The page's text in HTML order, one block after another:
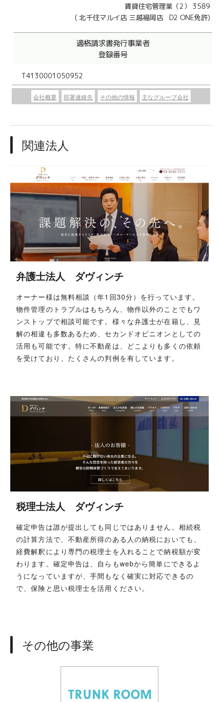
賃貸住宅管理業（2） 3589
( 北千住マルイ店 三越福岡店 D2 ONE免許)
適格請求書発行事業者
登録番号
T4130001050952
会社概要 部署連絡先 その他の情報 主なグループ会社
関連法人
弁護士法人 ダヴィンチ
オーナー様は無料相談（年1回30分）を行っています。
物件管理のトラブルはもちろん、物件以外のことでもワ
ンストップで相談可能です。様々な弁護士が在籍し、見
解の相違も多数あるため、セカンドオピニオンとしての
活用も可能です。特に不動産は、どこよりも多くの依頼
を受けており、たくさんの判例を有しています。
税理士法人 ダヴィンチ
確定申告は誰が提出しても同じではありません。相続税
の計算方法で、不動産所得のある人の納税においても、
経費解釈により専門の税理士を入れることで納税額が変
わります。確定申告は、自らもwebから簡単にできるよ
うになっていますが、手間もなく確実に対応できるの
で、保険と思い税理士を活用ください。
その他の事業